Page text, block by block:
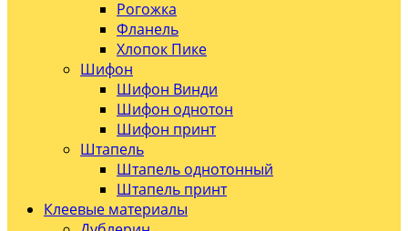
Рогожка
Фланель
Хлопок Пике
Шифон
Шифон Винди
Шифон однотон
Шифон принт
Штапель
Штапель однотонный
Штапель принт
Клеевые материалы